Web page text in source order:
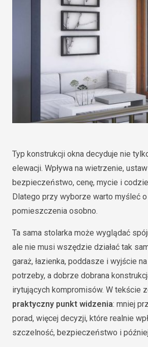
Typ konstrukcji okna decyduje nie
elewacji. Wpływa na wietrzenie,
bezpieczeństwo, cenę, mycie i
Dlatego przy wyborze warto myśleć
pomieszczenia osobno.
Ta sama stolarka może wyglądać
ale nie musi wszędzie działać tak
garaż, łazienka, poddasze i wyjście
potrzeby, a dobrze dobrana
irytujących kompromisów. W tekście
praktyczny punkt widzenia: mniej
porad, więcej decyzji, które realnie
szczelność, bezpieczeństwo i